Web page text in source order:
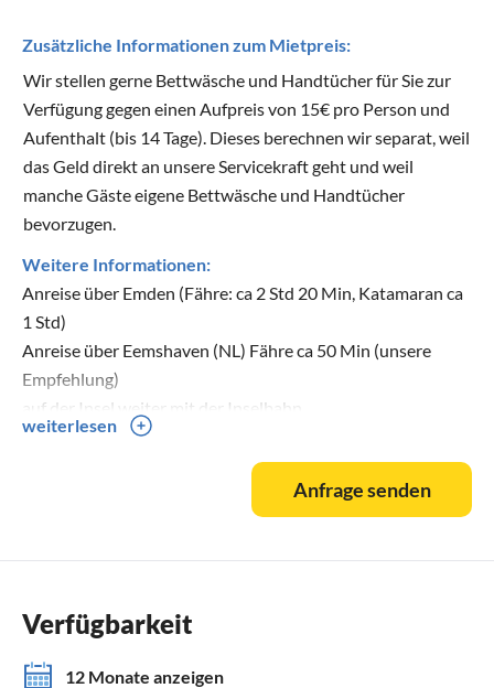
Zusätzliche Informationen zum Mietpreis:
Wir stellen gerne Bettwäsche und Handtücher für Sie zur
Verfügung gegen einen Aufpreis von 15€ pro Person und
Aufenthalt (bis 14 Tage). Dieses berechnen wir separat, weil
das Geld direkt an unsere Servicekraft geht und weil
manche Gäste eigene Bettwäsche und Handtücher
bevorzugen.
Weitere Informationen:
Anreise über Emden (Fähre: ca 2 Std 20 Min, Katamaran ca
1 Std)
Anreise über Eemshaven (NL) Fähre ca 50 Min (unsere
Empfehlung)
auf der Insel weiter mit der Inselbahn
Wenn Sie per Bahn anreisen und Ihr Gepäck vorab
aufgeben möchten, finden Sie Infos unter:
Weitere Infos auf unserer Homepage: Südstrandnest-
weiterlesen
Anfrage senden
Verfügbarkeit
12 Monate anzeigen